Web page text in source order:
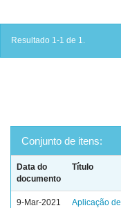
Resultado 1-1 de 1.
Conjunto de itens:
Data do
documento
Título
9-Mar-2021
Aplicação de